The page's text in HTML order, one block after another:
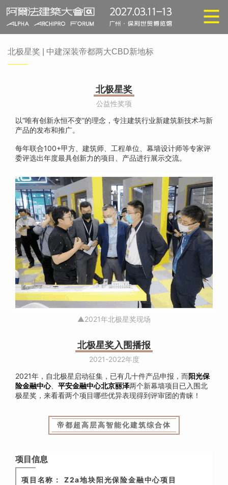
北极星奖 | 中建深装帝都两大CBD新地标
北极星奖
公益性奖项
以“唯有创新永恒不变”的理念，专注建筑行业新建筑新技术与新
产品的发布和推广。
每年联合100+甲方、建筑师、工程单位、幕墙设计师等专家评
委评选出年度最具创新力的项目、产品进行展示交流。
▲2021年北极星奖现场
北极星奖入围播报
2021-2022年度
2021年，自北极星启动征集，已有几十件产品申报，而阳光保
险金融中心、 平安金融中心北京丽泽两个新幕墙项目已入围北
极星奖，来看看两个项目哪些优异表现得到评审团的青睐！
帝都超高层高智能化建筑综合体
项目信息
项目名称：
Z2a地块阳光保险金融中心项目